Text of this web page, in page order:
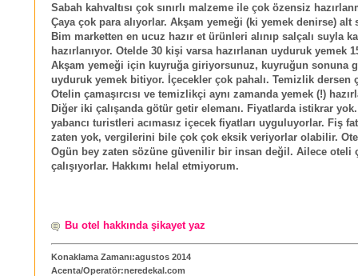
Sabah kahvaltısı çok sınırlı malzeme ile çok özensiz
Çaya çok para alıyorlar. Akşam yemeği (ki yemek denirse) alt
Bim marketten en ucuz hazır et ürünleri alınıp salçalı suyla
hazırlanıyor. Otelde 30 kişi varsa hazırlanan uyduruk yemek
Akşam yemeği için kuyruğa giriyorsunuz, kuyruğun sonuna
uyduruk yemek bitiyor. İçecekler çok pahalı. Temizlik dersen
Otelin çamaşırcısı ve temizlikçi aynı zamanda yemek (!)
Diğer iki çalışanda götür getir elemanı. Fiyatlarda istikrar
yabancı turistleri acımasız içecek fiyatları uyguluyorlar. Fiş
zaten yok, vergilerini bile çok çok eksik veriyorlar olabilir.
Ogün bey zaten sözüne güvenilir bir insan değil. Ailece oteli
çalışıyorlar. Hakkımı helal etmiyorum.
Bu otel hakkında şikayet yaz
Konaklama Zamanı:agustos 2014
Acenta/Operatör:neredekal.com